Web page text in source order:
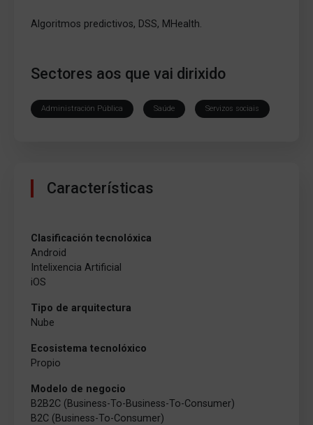
Algoritmos predictivos, DSS, MHealth.
Sectores aos que vai dirixido
Administración Pública Saúde Servizos sociais
Características
Clasificación tecnolóxica
Android
Intelixencia Artificial
iOS
Tipo de arquitectura
Nube
Ecosistema tecnolóxico
Propio
Modelo de negocio
B2B2C (Business-To-Business-To-Consumer)
B2C (Business-To-Consumer)